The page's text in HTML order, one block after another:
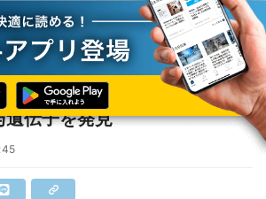
サイエンス
どに期待 - 近大が受精卵の書換関与遺伝子を発見
率改善などに期待 - 近大が受
遺伝子を発見